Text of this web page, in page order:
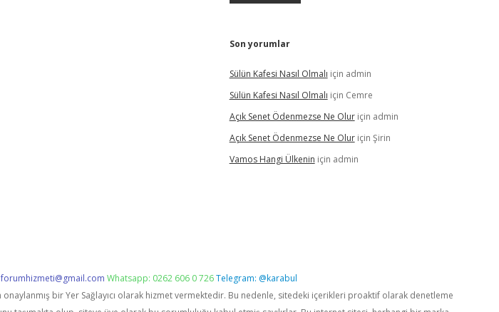
Son yorumlar
Sülün Kafesi Nasıl Olmalı için admin
Sülün Kafesi Nasıl Olmalı için Cemre
Açık Senet Ödenmezse Ne Oluriçin admin
Açık Senet Ödenmezse Ne Oluriçin Şirin
Vamos Hangi Ülkenin için admin
forumhizmeti@gmail.com Whatsapp: 0262 606 0 726Telegram: @karabul
onaylanmış bir Yer Sağlayıcı olarak hizmet vermektedir. Bu nedenle, sitedeki içerikleri proaktif olarak denetleme